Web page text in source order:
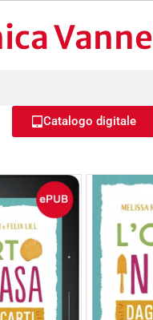
Catalogo digitale